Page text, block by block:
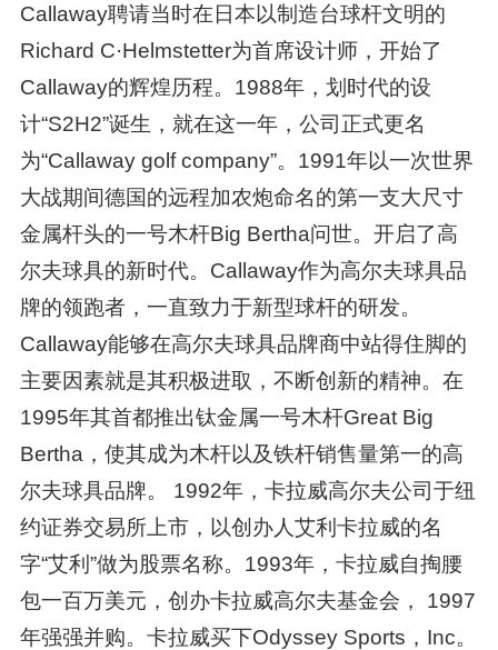
Callaway聘请当时在日本以制造台球杆文明的
Richard C·Helmstetter为首席设计师，开始了
Callaway的辉煌历程。1988年，划时代的设
计“S2H2”诞生，就在这一年，公司正式更名
为“Callaway golf company”。1991年以一次世界
大战期间德国的远程加农炮命名的第一支大尺寸
金属杆头的一号木杆Big Bertha问世。开启了高
尔夫球具的新时代。Callaway作为高尔夫球具品
牌的领跑者，一直致力于新型球杆的研发。
Callaway能够在高尔夫球具品牌商中站得住脚的
主要因素就是其积极进取，不断创新的精神。在
1995年其首都推出钛金属一号木杆Great Big
Bertha，使其成为木杆以及铁杆销售量第一的高
尔夫球具品牌。 1992年，卡拉威高尔夫公司于纽
约证券交易所上市，以创办人艾利卡拉威的名
字“艾利”做为股票名称。1993年，卡拉威自掏腰
包一百万美元，创办卡拉威高尔夫基金会， 1997
年强强并购。卡拉威买下Odyssey Sports，Inc。